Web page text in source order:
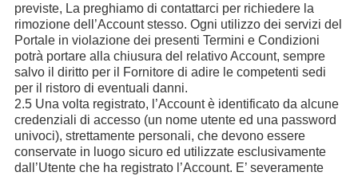
previste, La preghiamo di contattarci per richiedere la
rimozione dell’Account stesso. Ogni utilizzo dei servizi del
Portale in violazione dei presenti Termini e Condizioni
potrà portare alla chiusura del relativo Account, sempre
salvo il diritto per il Fornitore di adire le competenti sedi
per il ristoro di eventuali danni.
2.5 Una volta registrato, l’Account è identificato da alcune
credenziali di accesso (un nome utente ed una password
univoci), strettamente personali, che devono essere
conservate in luogo sicuro ed utilizzate esclusivamente
dall’Utente che ha registrato l’Account. E’ severamente